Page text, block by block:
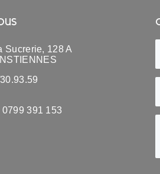
Sucrerie, 128 A
0799 391 153